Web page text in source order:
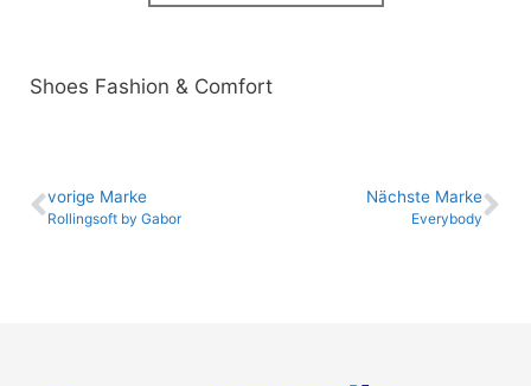
Shoes Fashion & Comfort
vo­ri­ge Marke
Rollingsoft by Gabor
Nächste Marke
Everybody